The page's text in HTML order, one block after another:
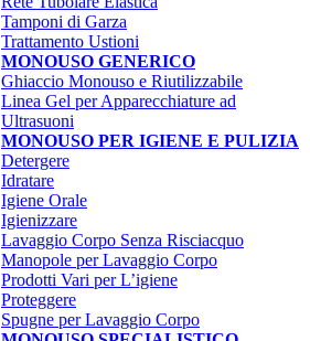
Tamponi di Garza
Trattamento Ustioni
MONOUSO GENERICO
Ghiaccio Monouso e Riutilizzabile
Linea Gel per Apparecchiature ad
Ultrasuoni
MONOUSO PER IGIENE E PULIZIA
Detergere
Idratare
Igiene Orale
Igienizzare
Lavaggio Corpo Senza Risciacquo
Manopole per Lavaggio Corpo
Prodotti Vari per L’igiene
Proteggere
Spugne per Lavaggio Corpo